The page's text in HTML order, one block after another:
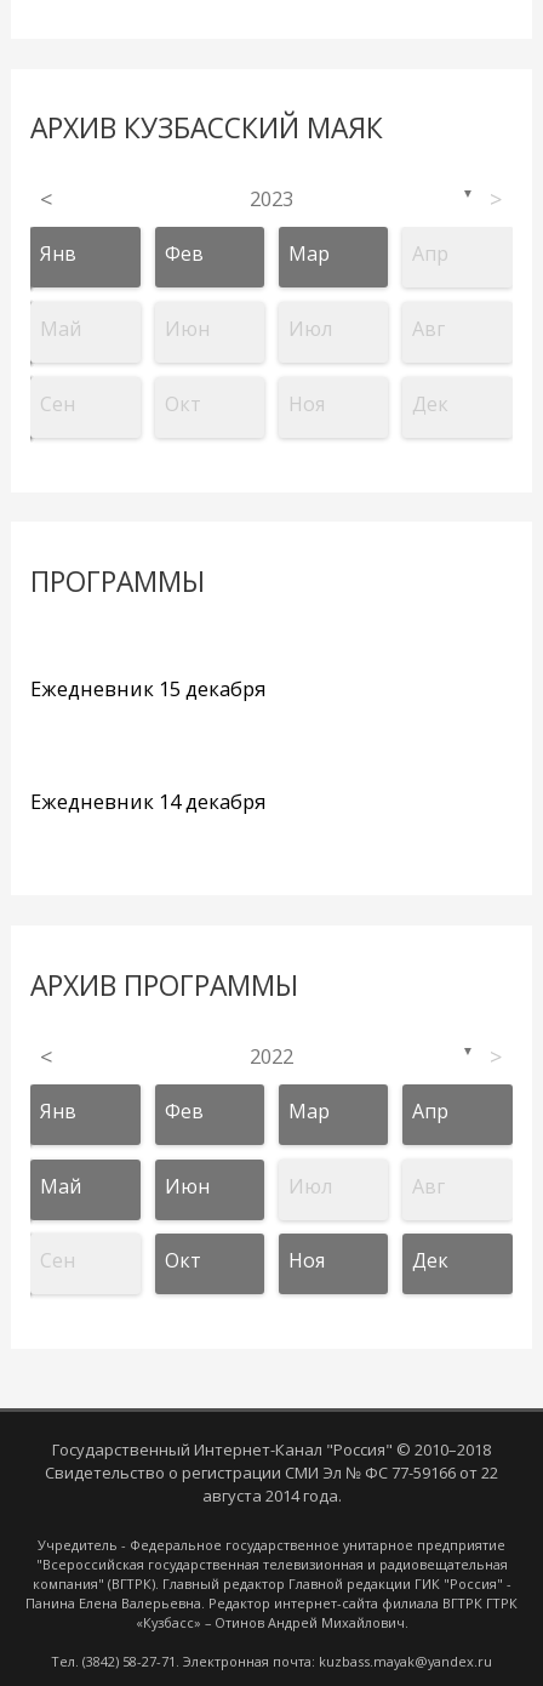
АРХИВ КУЗБАССКИЙ МАЯК
< 2023 ▼ >
Янв Фев Мар Апр
Май Июн Июл Авг
Сен Окт Ноя Дек
ПРОГРАММЫ
Ежедневник 15 декабря
Ежедневник 14 декабря
АРХИВ ПРОГРАММЫ
< 2022 ▼ >
Янв Фев Мар Апр
Май Июн Июл Авг
Сен Окт Ноя Дек
Государственный Интернет-Канал "Россия" © 2010–2018
Свидетельство о регистрации СМИ Эл № ФС 77-59166 от 22
августа 2014 года.
Учредитель - Федеральное государственное унитарное предприятие
"Всероссийская государственная телевизионная и радиовещательная
компания" (ВГТРК). Главный редактор Главной редакции ГИК "Россия" -
Панина Елена Валерьевна. Редактор интернет-сайта филиала ВГТРК ГТРК
«Кузбасс» – Отинов Андрей Михайлович.
Тел. (3842) 58-27-71. Электронная почта: kuzbass.mayak@yandex.ru